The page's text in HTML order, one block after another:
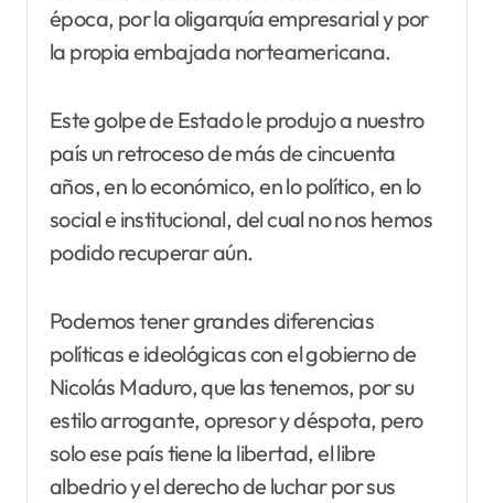
época, por la oligarquía empresarial y por
la propia embajada norteamericana.
Este golpe de Estado le produjo a nuestro
país un retroceso de más de cincuenta
años, en lo económico, en lo político, en lo
social e institucional, del cual no nos hemos
podido recuperar aún.
Podemos tener grandes diferencias
políticas e ideológicas con el gobierno de
Nicolás Maduro, que las tenemos, por su
estilo arrogante, opresor y déspota, pero
solo ese país tiene la libertad, el libre
albedrio y el derecho de luchar por sus